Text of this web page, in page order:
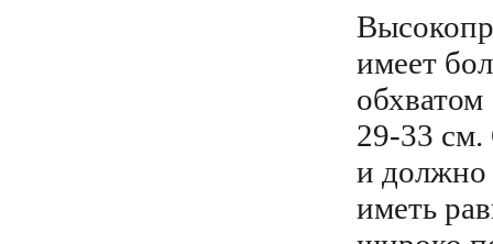
имеет
29-33 см.
и должно
иметь